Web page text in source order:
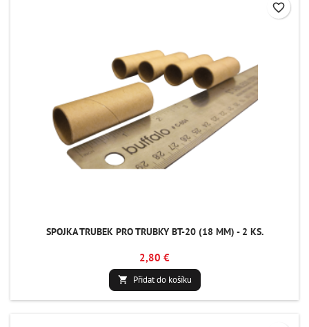
SPOJKA TRUBEK PRO TRUBKY BT-20 (18 MM) - 2 KS.
2,80 €
 Přidat do košíku
favorite_border